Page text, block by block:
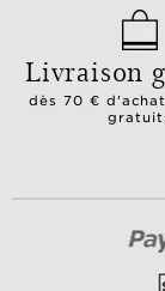
Livraison
dès 70 €